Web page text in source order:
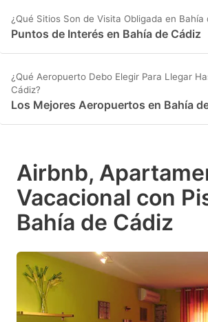
¿Qué Sitios Son de Visita Obligada en Bahía
Puntos de Interés en Bahía de Cádiz
¿Qué Aeropuerto Debo Elegir Para Llegar
Cádiz?
Los Mejores Aeropuertos en Bahía
Airbnb,
Vacacional con
Bahía de Cádiz